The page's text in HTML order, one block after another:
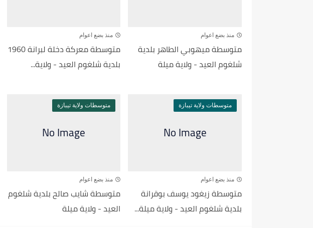
منذ بضع اعوام
متوسطة ميهوبي الطاهر بلدية
شلغوم العيد - ولاية ميلة
منذ بضع اعوام
متوسطة معركة دخلة لبرانة 1960
بلدية شلغوم العيد - ولاية...
متوسطات ولاية تيبازة
منذ بضع اعوام
متوسطة زيغود يوسف بوقرانة
بلدية شلغوم العيد - ولاية ميلة...
متوسطات ولاية تيبازة
منذ بضع اعوام
متوسطة شايب صالح بلدية شلغوم
العيد - ولاية ميلة